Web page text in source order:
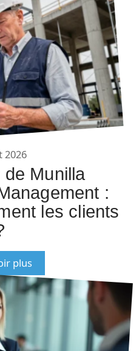
2026
Munilla
:
les clients
plus